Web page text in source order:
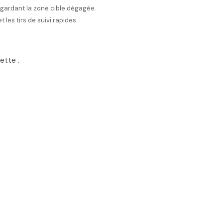
la zone cible dégagée.
les tirs de suivi rapides.
.